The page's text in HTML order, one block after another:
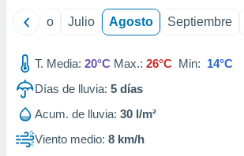
Junio Julio Agosto Septiembre
T. Media: 20°C Max.: 26°C Min: 14°C
Días de lluvia: 5 días
Acum. de lluvia: 30 l/m²
Viento medio: 8 km/h